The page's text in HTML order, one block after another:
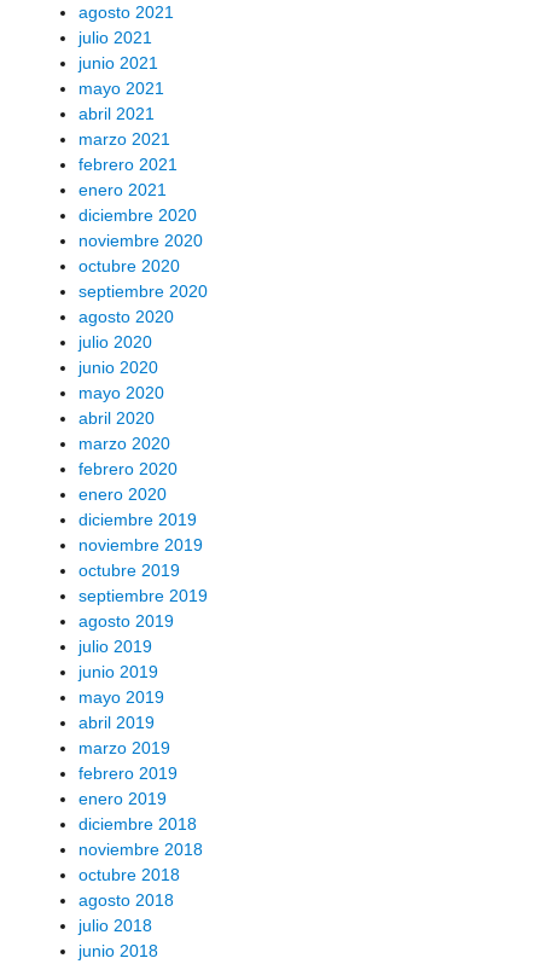
agosto 2021
julio 2021
junio 2021
mayo 2021
abril 2021
marzo 2021
febrero 2021
enero 2021
diciembre 2020
noviembre 2020
octubre 2020
septiembre 2020
agosto 2020
julio 2020
junio 2020
mayo 2020
abril 2020
marzo 2020
febrero 2020
enero 2020
diciembre 2019
noviembre 2019
octubre 2019
septiembre 2019
agosto 2019
julio 2019
junio 2019
mayo 2019
abril 2019
marzo 2019
febrero 2019
enero 2019
diciembre 2018
noviembre 2018
octubre 2018
agosto 2018
julio 2018
junio 2018